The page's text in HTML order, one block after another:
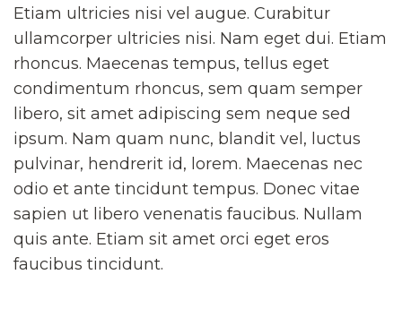
Etiam ultricies nisi vel augue. Curabitur
ullamcorper ultricies nisi. Nam eget dui. Etiam
rhoncus. Maecenas tempus, tellus eget
condimentum rhoncus, sem quam semper
libero, sit amet adipiscing sem neque sed
ipsum. Nam quam nunc, blandit vel, luctus
pulvinar, hendrerit id, lorem. Maecenas nec
odio et ante tincidunt tempus. Donec vitae
sapien ut libero venenatis faucibus. Nullam
quis ante. Etiam sit amet orci eget eros
faucibus tincidunt.